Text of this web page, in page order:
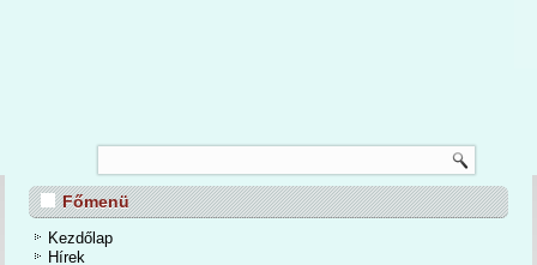
TANÉVZÁRÓ
Iskola és Alapfokú Művészeti Iskolában 2026. június 24-én a tanévzáró
is befejeződött a 2025/2026-os tanév. Egy mozgalmas, eseményekben
zártunk. A kihívások mellett számtalan élmények, közös programok,
Főmenü
Kezdőlap
Hírek